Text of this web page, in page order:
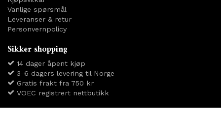
Vanlige spørsmål
Leveranser & retur
Personvernpolicy
Sikker shopping
14 dager åpent kjøp
3-6 dagers levering til Norge
Gratis frakt fra 750 kr
VOEC registrert nettbutikk